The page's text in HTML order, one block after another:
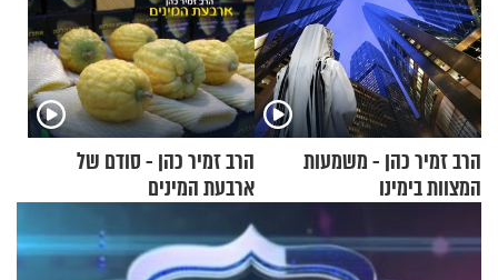
הרב זמיר כהן - משמעות
המצוות בימינו
הרב זמיר כהן - סודם של
ארבעת המינים